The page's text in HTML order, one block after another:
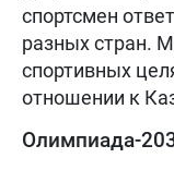
спортсмен
разных стран.
спортивных
отношении к
Олимпиада-